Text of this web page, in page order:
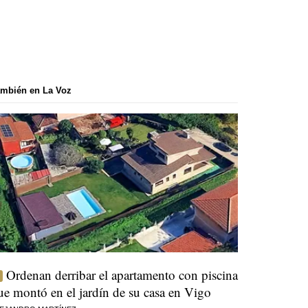
en La Voz
Ordenan derribar el apartamento con piscina
montó en el jardín de su casa en Vigo